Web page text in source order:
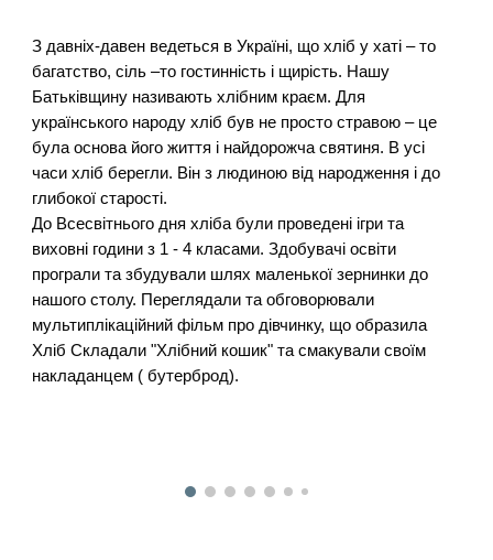
З давніх-давен ведеться в Україні, що хліб у хаті – то
багатство, сіль –то гостинність і щирість. Нашу
Батьківщину називають хлібним краєм. Для
українського народу хліб був не просто стравою – це
була основа його життя і найдорожча святиня. В усі
часи хліб берегли. Він з людиною від народження і до
глибокої старості.
До Всесвітнього дня хліба були проведені ігри та
виховні години з 1 - 4 класами. Здобувачі освіти
програли та збудували шлях маленької зернинки до
нашого столу. Переглядали та обговорювали
мультиплікаційний фільм про дівчинку, що образила
Хліб Складали "Хлібний кошик" та смакували своїм
накладанцем ( бутерброд).